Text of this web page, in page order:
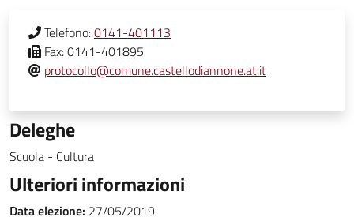
Telefono:0141-401113
Fax:0141-401895
protocollo@comune.castellodiannone.at.it
Deleghe
Scuola - Cultura
Ulteriori informazioni
Data elezione: 27/05/2019